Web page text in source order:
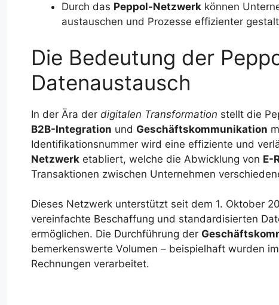
Durch das Peppol-Netzwerk können
austauschen und Prozesse effizienter
Die Bedeutung der
Datenaustausch
In der Ära der digitalen Transformation stellt die
B2B-Integration und Geschäftskommunikation
Identifikationsnummer wird eine effiziente und
Netzwerk etabliert, welche die Abwicklung von E-
Transaktionen zwischen Unternehmen
Dieses Netzwerk unterstützt seit dem 1. Oktober
vereinfachte Beschaffung und standardisierten
ermöglichen. Die Durchführung der
bemerkenswerte Volumen – beispielhaft wurden
Rechnungen verarbeitet.